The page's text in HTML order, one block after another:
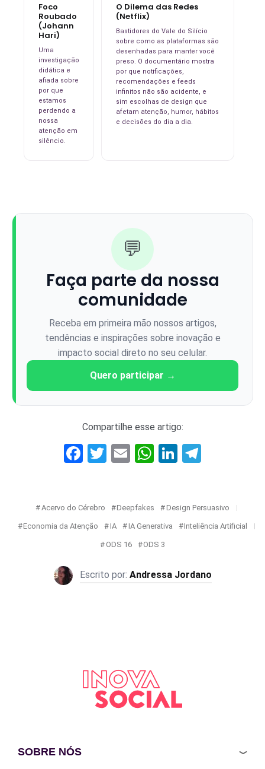
Foco
Roubado
(Johann
Hari)
Uma
investigação
didática e
afiada sobre
por que
estamos
perdendo a
nossa
atenção em
silêncio.
O Dilema das Redes
(Netflix)
Bastidores do Vale do Silício
sobre como as plataformas são
desenhadas para manter você
preso. O documentário mostra
por que notificações,
recomendações e feeds
infinitos não são acidente, e
sim escolhas de design que
afetam atenção, humor, hábitos
e decisões do dia a dia.
💬
Faça parte da nossa
comunidade
Receba em primeira mão nossos artigos,
tendências e inspirações sobre inovação e
impacto social direto no seu celular.
Quero participar →
Compartilhe esse artigo:
Facebook
Twitter
EmailWhatsApp
LinkedIn
Acervo do Cérebro Deepfakes Design Persuasivo
Economia da Atenção IA IA Generativa Inteliência Artificial
ODS 16 ODS 3
Andressa Jordano
SOBRE NÓS